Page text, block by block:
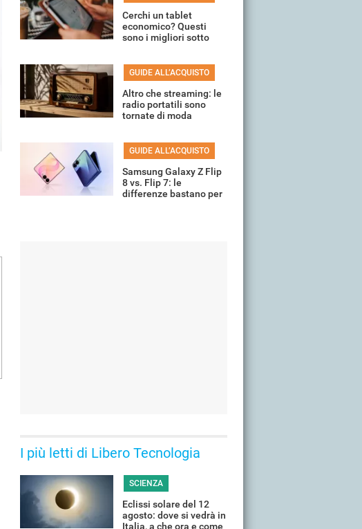
Cerchi un tablet
economico? Questi
sono i migliori sotto
GUIDE ALL’ACQUISTO
Altro che streaming: le
radio portatili sono
tornate di moda
GUIDE ALL’ACQUISTO
Samsung Galaxy Z Flip
8 vs. Flip 7: le
differenze bastano per
I più letti di Libero Tecnologia
SCIENZA
Eclissi solare del 12
agosto: dove si vedrà in
Italia, a che ora e come